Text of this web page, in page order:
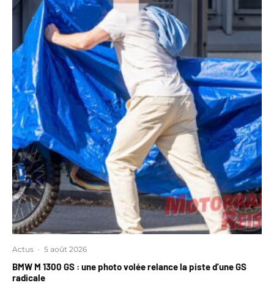
Actus · 5 août 2026
BMW M 1300 GS : une photo volée relance la piste d’une GS
radicale